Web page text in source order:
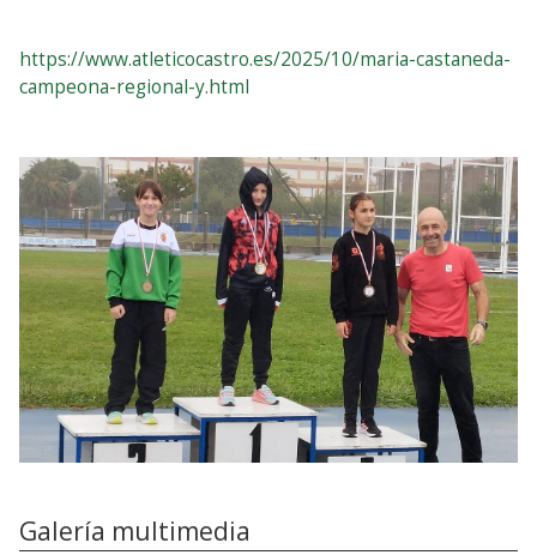
https://www.atleticocastro.es/2025/10/maria-castaneda-
campeona-regional-y.html
Galería multimedia